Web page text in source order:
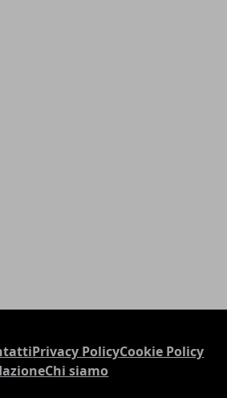
Privacy PolicyCookie Policy
Chi siamo